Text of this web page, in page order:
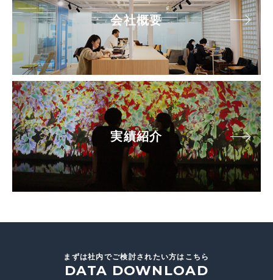
会社概要
実績紹介
まずは社内でご検討されたい方はこちら
DATA DOWNLOAD